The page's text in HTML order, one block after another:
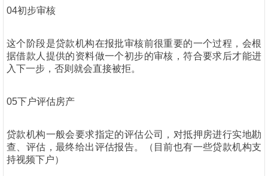
04初步审核
这个阶段是贷款机构在报批审核前很重要的一个过程，会根
据借款人提供的资料做一个初步的审核，符合要求后才能进
入下一步，否则就会直接被拒。
05下户评估房产
贷款机构一般会要求指定的评估公司，对抵押房进行实地勘
查、评估，最终给出评估报告。（目前也有一些贷款机构支
持视频下户）